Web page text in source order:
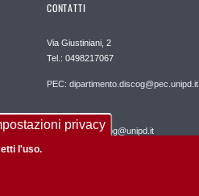
CONTATTI
Via Giustiniani, 2
Tel.: 0498217067
PEC: dipartimento.discog@pec.unipd.it
REDAZIONE:
informatica.discog@unipd.it
privacy
l'uso.